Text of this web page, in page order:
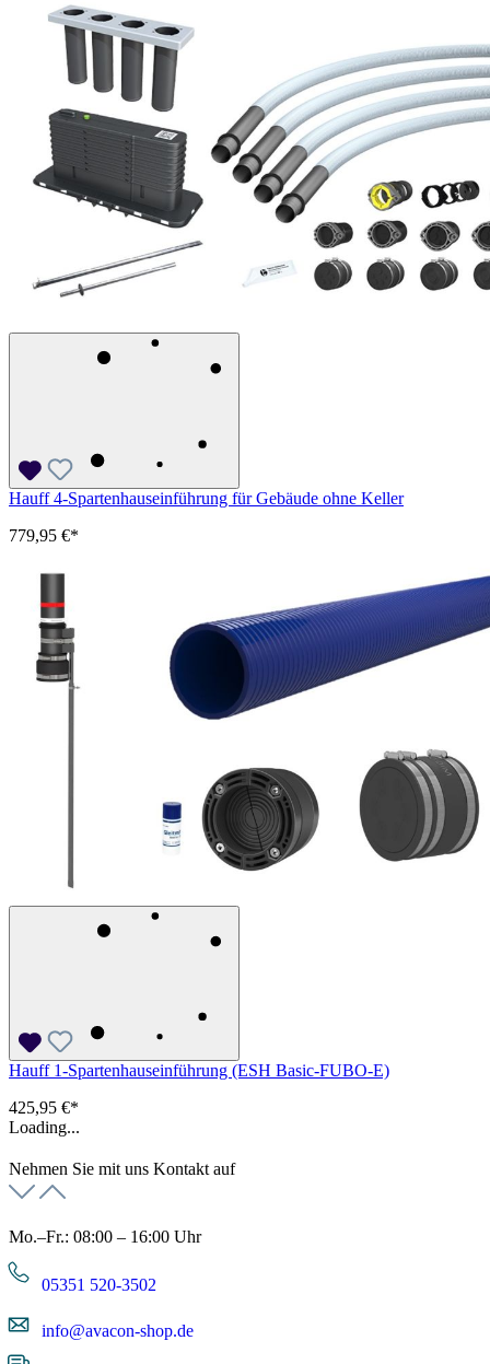
Hauff 4-Spartenhauseinführung für Gebäude ohne Keller
779,95 €*
Hauff 1-Spartenhauseinführung (ESH Basic-FUBO-E)
425,95 €*
Loading...
Nehmen Sie mit uns Kontakt auf
Mo.–Fr.: 08:00 – 16:00 Uhr
05351 520-3502
info@avacon-shop.de